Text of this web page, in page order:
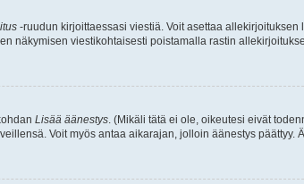
-ruudun kirjoittaessasi viestiä. Voit asettaa allekirjoituksen
näkymisen viestikohtaisesti poistamalla rastin
Lisää äänestys. (Mikäli tätä ei ole, oikeutesi eivät
Voit myös antaa aikarajan, jolloin äänestys päättyy.